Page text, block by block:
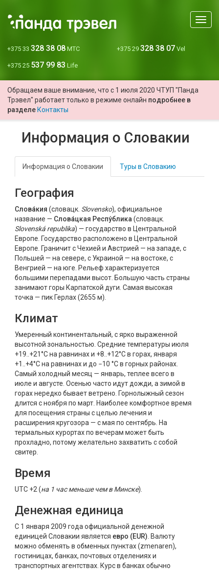
Меню
+375 33 328 38 08 МТС +375 29 328 38 07 Vel
+375 25 537 99 83 Life
Обращаем ваше внимание, что с 1 июля 2020 ЧТУП "Панда
Трэвел" работает только в режиме онлайн подробнее в
разделе Контакты
Информация о Словакии
Информация о Словакии Туры в Словакию
География
Слова́кия (словацк. Slovensko), официальное
название — Слова́цкая Респу́блика (словацк.
Slovenská republika) — государство в Центральной
Европе. Государство расположено в Центральной
Европе. Граничит с Чехией и Австрией — на западе, с
Польшей — на севере, с Украиной — на востоке, с
Венгрией — на юге. Рельеф характеризуется
большими перепадами высот. Большую часть страны
занимают горы Карпатской дуги. Самая высокая
точка — пик Герлах (2655 м).
Климат
Умеренный континентальный, с ярко выраженной
высотной зональностью. Средние температуры июля
+19..+21°C на равнинах и +8..+12°C в горах, января
+1..+4°C на равнинах и до −10 °C в горных районах.
Самый холодный месяц — январь, теплее всего в
июле и августе. Осенью часто идут дожди, а зимой в
горах нередко бывает ветрено. Горнолыжный сезон
длится с ноября по март. Наиболее комфортное время
для посещения страны с целью лечения и
расширения кругозора — с мая по сентябрь. На
термальных курортах по вечерам может быть
прохладно, потому желательно захватить с собой
свитер.
Время
UTC +2 (на 1 час меньше чем в Минске).
Денежная единица
С 1 января 2009 года официальной денежной
единицей Словакии является евро (EUR) . Валюту
можно обменять в обменных пунктах (zmenaren),
гостиницах, банках, почтовых отделениях и
транспортных агентствах. Курс в банках обычно